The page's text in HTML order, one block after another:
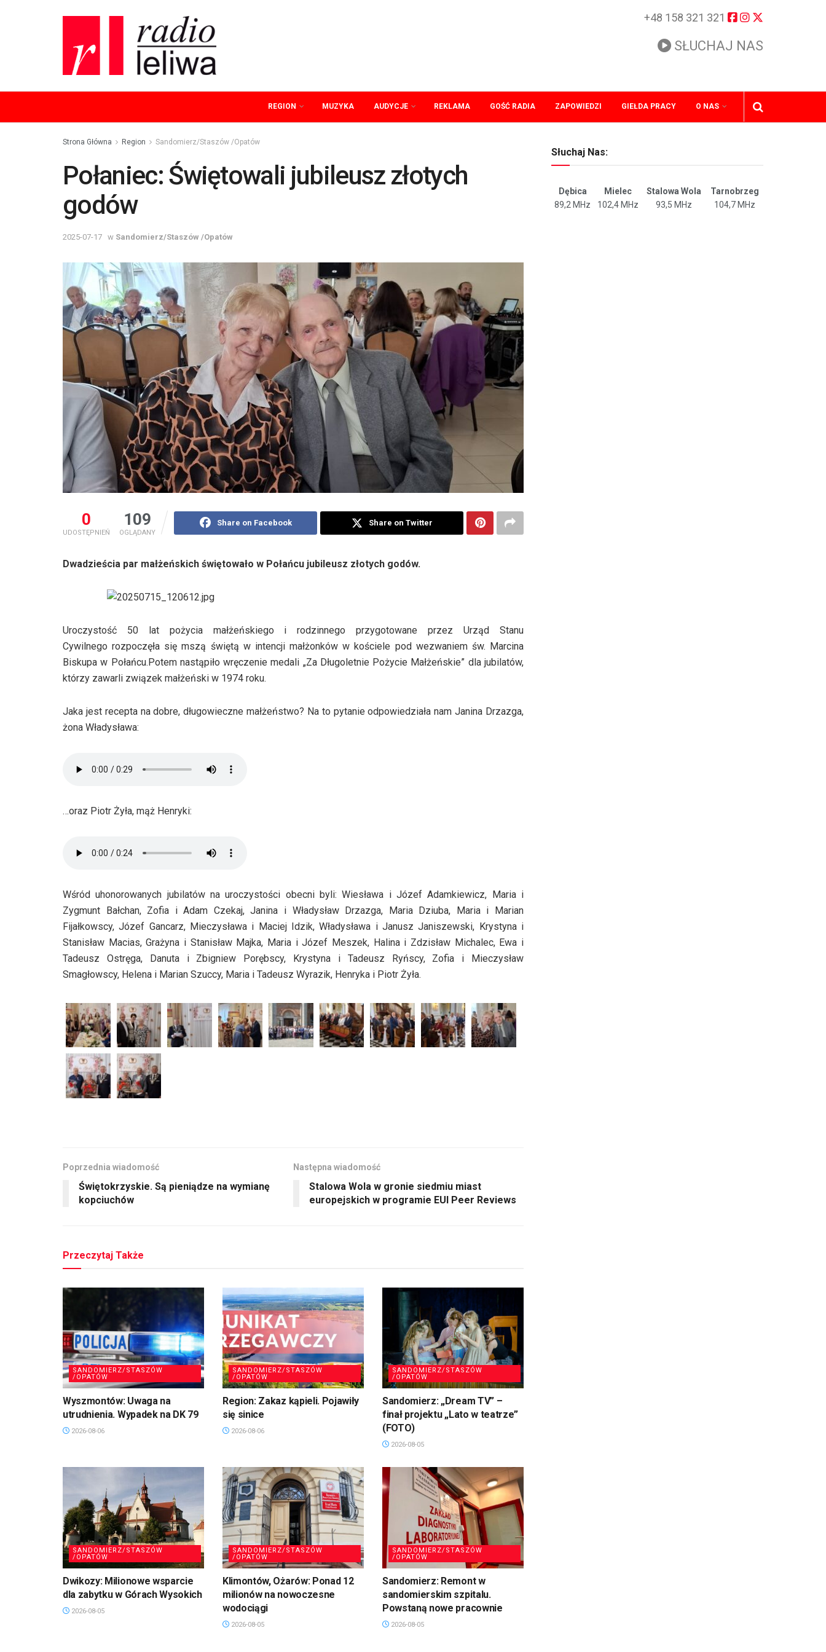
+48 158 321 321
SŁUCHAJ NAS
REGION MUZYKA AUDYCJE REKLAMA GOŚĆ RADIA ZAPOWIEDZI GIEŁDA PRACY O NAS
Strona Główna Region Sandomierz/Staszów /Opatów
Połaniec: Świętowali jubileusz złotych
godów
2025-07-17 w Sandomierz/Staszów /Opatów
0
UDOSTĘPNIEŃ
109
OGLĄDANY
Share on Facebook Share on Twitter
Dwadzieścia par małżeńskich świętowało w Połańcu jubileusz złotych godów.
Uroczystość 50 lat pożycia małżeńskiego i rodzinnego przygotowane przez Urząd Stanu
Cywilnego rozpoczęła się mszą świętą w intencji małżonków w kościele pod wezwaniem św. Marcina
Biskupa w Połańcu.Potem nastąpiło wręczenie medali „Za Długoletnie Pożycie Małżeńskie” dla jubilatów,
którzy zawarli związek małżeński w 1974 roku.
Jaka jest recepta na dobre, długowieczne małżeństwo? Na to pytanie odpowiedziała nam Janina Drzazga,
żona Władysława:
…oraz Piotr Żyła, mąż Henryki:
Wśród uhonorowanych jubilatów na uroczystości obecni byli: Wiesława i Józef Adamkiewicz, Maria i
Zygmunt Bałchan, Zofia i Adam Czekaj, Janina i Władysław Drzazga, Maria Dziuba, Maria i Marian
Fijałkowscy, Józef Gancarz, Mieczysława i Maciej Idzik, Władysława i Janusz Janiszewski, Krystyna i
Stanisław Macias, Grażyna i Stanisław Majka, Maria i Józef Meszek, Halina i Zdzisław Michalec, Ewa i
Tadeusz Ostręga, Danuta i Zbigniew Porębscy, Krystyna i Tadeusz Ryńscy, Zofia i Mieczysław
Smagłowscy, Helena i Marian Szuccy, Maria i Tadeusz Wyrazik, Henryka i Piotr Żyła.
Poprzednia wiadomość
Świętokrzyskie. Są pieniądze na wymianę
kopciuchów
Następna wiadomość
Stalowa Wola w gronie siedmiu miast
europejskich w programie EUI Peer Reviews
Przeczytaj Także
SANDOMIERZ/STASZÓW
/OPATÓW
Wyszmontów: Uwaga na
utrudnienia. Wypadek na DK 79
2026-08-06
SANDOMIERZ/STASZÓW
/OPATÓW
Region: Zakaz kąpieli. Pojawiły
się sinice
2026-08-06
SANDOMIERZ/STASZÓW
/OPATÓW
Sandomierz: „Dream TV” –
finał projektu „Lato w teatrze”
(FOTO)
2026-08-05
SANDOMIERZ/STASZÓW
/OPATÓW
Dwikozy: Milionowe wsparcie
dla zabytku w Górach Wysokich
2026-08-05
SANDOMIERZ/STASZÓW
/OPATÓW
Klimontów, Ożarów: Ponad 12
milionów na nowoczesne
wodociągi
2026-08-05
SANDOMIERZ/STASZÓW
/OPATÓW
Sandomierz: Remont w
sandomierskim szpitalu.
Powstaną nowe pracownie
2026-08-05
Słuchaj Nas:
Dębica Mielec Stalowa Wola
Tarnobrzeg
89,2 MHz
102,4 MHz 93,5 MHz 104,7 MHz